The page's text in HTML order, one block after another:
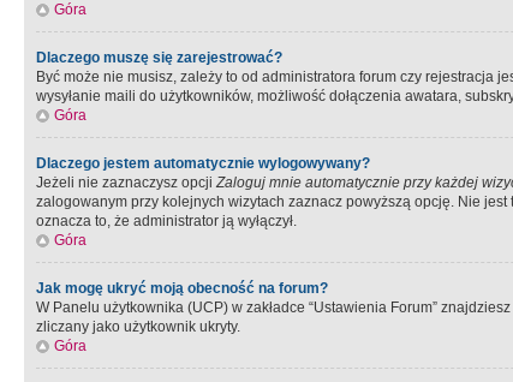
Góra
Dlaczego muszę się zarejestrować?
Być może nie musisz, zależy to od administratora forum czy rejestracja
wysyłanie maili do użytkowników, możliwość dołączenia awatara,
Góra
Dlaczego jestem automatycznie wylogowywany?
Jeżeli nie zaznaczysz opcjiZaloguj mnie automatycznie przy każdej
zalogowanym przy kolejnych wizytach zaznacz powyższą opcję. Nie
oznacza to, że administrator ją wyłączył.
Góra
Jak mogę ukryć moją obecność na forum?
W Panelu użytkownika (UCP) w zakładce “Ustawienia Forum”
zliczany jako użytkownik ukryty.
Góra